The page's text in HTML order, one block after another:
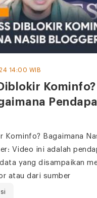
14:00 WIB
Kominfo?
Kominfo? Bagaimana
Video ini adalah
yang disampaikan
atau dari sumber